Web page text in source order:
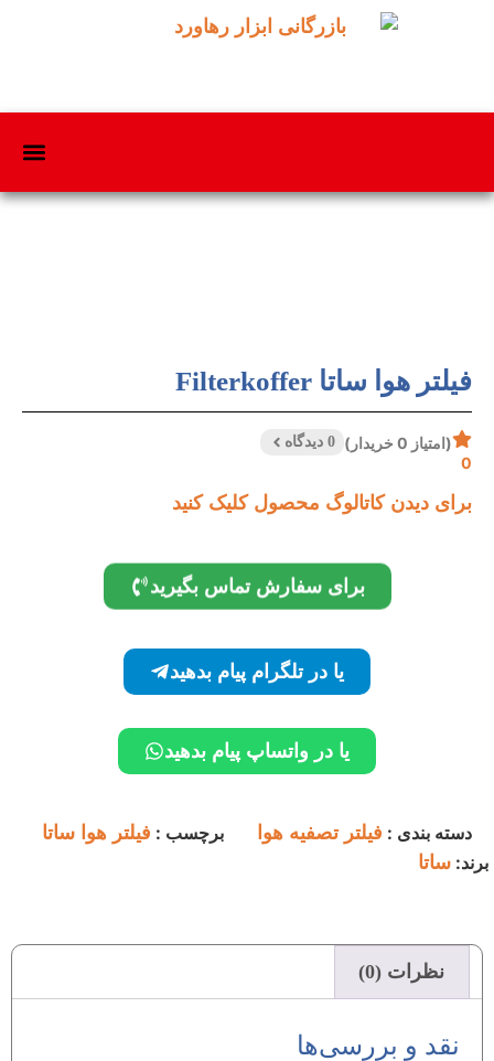
فیلتر هوا ساتا Filterkoffer
0
(امتیاز 0 خریدار) 0 دیدگاه
برای دیدن کاتالوگ محصول کلیک کنید
برای سفارش تماس بگیرید
یا در تلگرام پیام بدهید
یا در واتساپ پیام بدهید
دسته بندی : فیلتر تصفیه هوا برچسب : فیلتر هوا ساتا
برند: ساتا
نظرات (0)
نقد و بررسی‌ها